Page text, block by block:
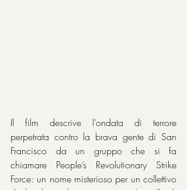
Il film descrive l’ondata di terrore
perpetrata contro la brava gente di San
Francisco da un gruppo che si fa
chiamare People’s Revolutionary Strike
Force: un nome misterioso per un collettivo